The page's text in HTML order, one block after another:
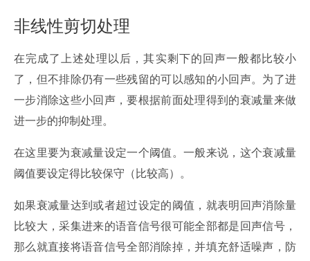
非线性剪切处理
在完成了上述处理以后，其实剩下的回声一般都比较小
了，但不排除仍有一些残留的可以感知的小回声。为了进
一步消除这些小回声，要根据前面处理得到的衰减量来做
进一步的抑制处理。
在这里要为衰减量设定一个阈值。一般来说，这个衰减量
阈值要设定得比较保守（比较高）。
如果衰减量达到或者超过设定的阈值，就表明回声消除量
比较大，采集进来的语音信号很可能全部都是回声信号，
那么就直接将语音信号全部消除掉，并填充舒适噪声，防